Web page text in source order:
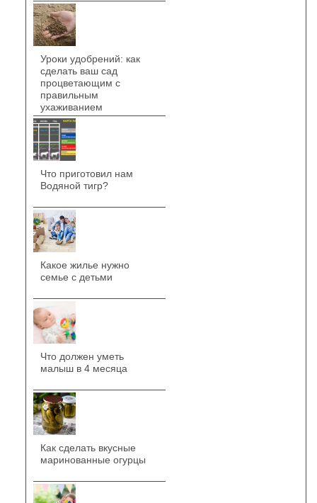
Уроки удобрений: как
сделать ваш сад
процветающим с
правильным
ухаживанием
Что приготовил нам
Водяной тигр?
Какое жилье нужно
семье с детьми
Что должен уметь
малыш в 4 месяца
Как сделать вкусные
маринованные огурцы